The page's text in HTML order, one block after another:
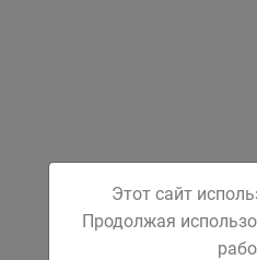
Этот сайт
Продолжая